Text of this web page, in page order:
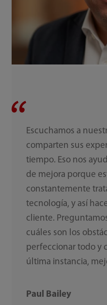
Escuchamos a
comparten sus
tiempo. Eso nos
de mejora porque
constantemente
tecnología, y así
cliente.
cuáles son los
perfeccionar todo y
última instancia,
Paul Bailey